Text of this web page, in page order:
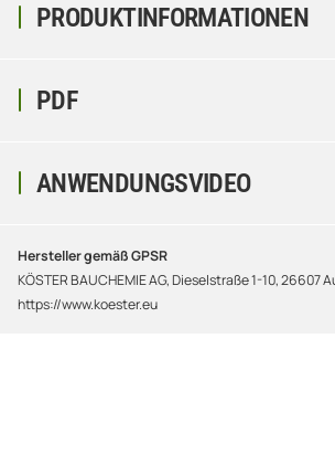
PRODUKTINFORMATIONEN
PDF
ANWENDUNGSVIDEO
Hersteller gemäß GPSR
KÖSTER BAUCHEMIE AG, Dieselstraße 1-10, 26607
https://www.koester.eu